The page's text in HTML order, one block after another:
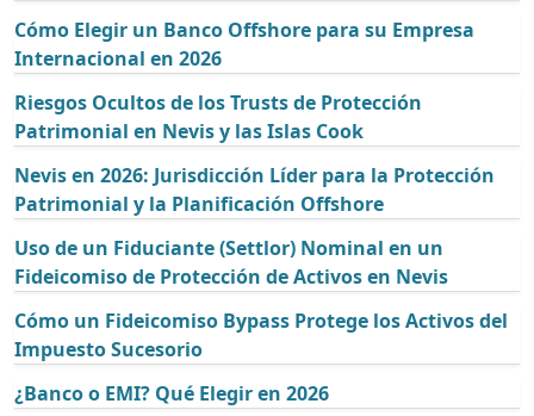
Cómo Elegir un Banco Offshore para su Empresa
Internacional en 2026
Riesgos Ocultos de los Trusts de Protección
Patrimonial en Nevis y las Islas Cook
Nevis en 2026: Jurisdicción Líder para la Protección
Patrimonial y la Planificación Offshore
Uso de un Fiduciante (Settlor) Nominal en un
Fideicomiso de Protección de Activos en Nevis
Cómo un Fideicomiso Bypass Protege los Activos del
Impuesto Sucesorio
¿Banco o EMI? Qué Elegir en 2026